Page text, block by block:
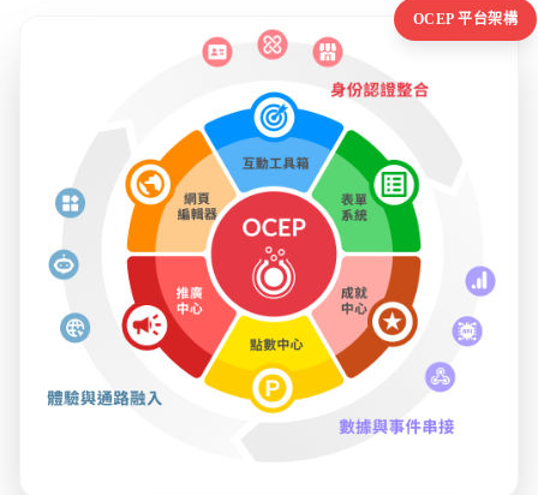
OCEP 平台架構